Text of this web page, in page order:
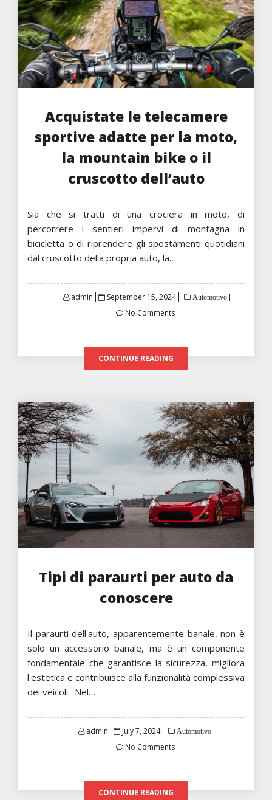
Acquistate le telecamere
sportive adatte per la moto,
la mountain bike o il
cruscotto dell’auto
Sia che si tratti di una crociera in moto, di
percorrere i sentieri impervi di montagna in
bicicletta o di riprendere gli spostamenti quotidiani
dal cruscotto della propria auto, la…
admin
Posted
September 15, 2024 Automotivo
No Comments
CONTINUE READING
Tipi di paraurti per auto da
conoscere
Il paraurti dell'auto, apparentemente banale, non è
solo un accessorio banale, ma è un componente
fondamentale che garantisce la sicurezza, migliora
l'estetica e contribuisce alla funzionalità complessiva
dei veicoli. Nel…
admin
Posted
July 7, 2024 Automotivo
No Comments
CONTINUE READING